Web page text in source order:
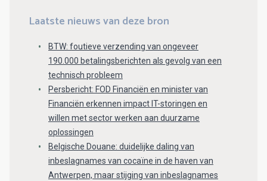
Laatste nieuws van deze bron
BTW: foutieve verzending van ongeveer
190.000 betalingsberichten als gevolg van een
technisch probleem
Persbericht: FOD Financiën en minister van
Financiën erkennen impact IT-storingen en
willen met sector werken aan duurzame
oplossingen
Belgische Douane: duidelijke daling van
inbeslagnames van cocaïne in de haven van
Antwerpen, maar stijging van inbeslagnames